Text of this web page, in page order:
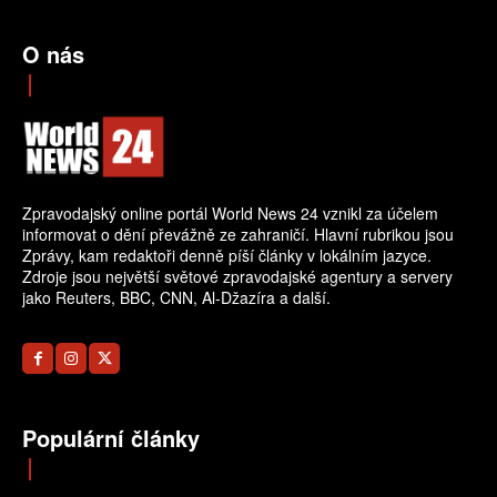
O nás
Zpravodajský online portál World News 24 vznikl za účelem
informovat o dění převážně ze zahraničí. Hlavní rubrikou jsou
Zprávy, kam redaktoři denně píší články v lokálním jazyce.
Zdroje jsou největší světové zpravodajské agentury a servery
jako Reuters, BBC, CNN, Al-Džazíra a další.
Populární články